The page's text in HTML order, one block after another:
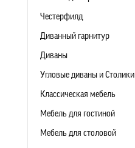
Честерфилд
Диванный гарнитур
Диваны
Угловые диваны и Столики
Классическая мебель
Мебель для гостиной
Мебель для столовой